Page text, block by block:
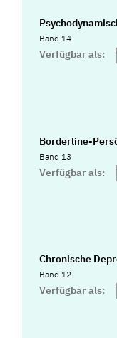
Band 14
Verfügbar als:
Borderline-
Band 13
Verfügbar als:
Chronische
Band 12
Verfügbar als: